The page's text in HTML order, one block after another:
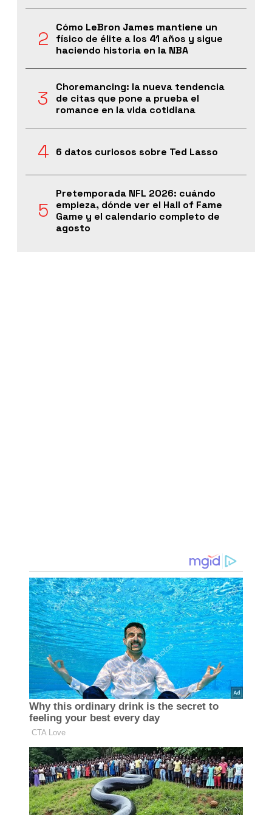
Cómo LeBron James mantiene un
físico de élite a los 41 años y sigue
haciendo historia en la NBA
Choremancing: la nueva tendencia
de citas que pone a prueba el
romance en la vida cotidiana
6 datos curiosos sobre Ted Lasso
Pretemporada NFL 2026: cuándo
empieza, dónde ver el Hall of Fame
Game y el calendario completo de
agosto